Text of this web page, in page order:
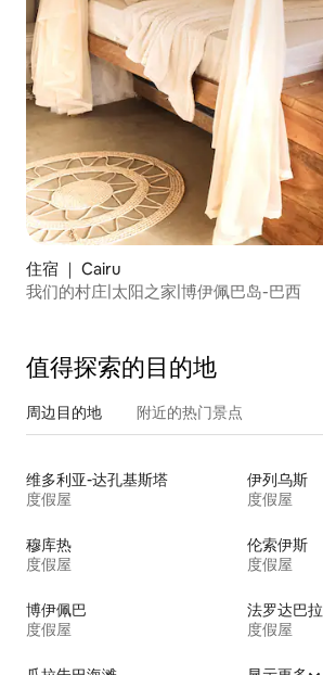
住宿 ｜ Cairu
我们的村庄|太阳之家|博伊佩巴岛-巴西
值得探索的目的地
周边目的地 附近的热门景点
维多利亚-达孔基斯塔
度假屋
伊列乌斯
度假屋
穆库热
度假屋
伦索伊斯
度假屋
博伊佩巴
度假屋
法罗达巴拉
度假屋